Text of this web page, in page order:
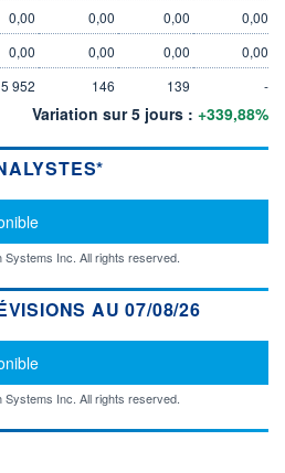
0,00 0,00 0,00
0,00
0,00 0,00 0,00
0,00
5 952 146 139 -
Variation sur 5 jours : +339,88%
Inc. All rights reserved.
AU 07/08/26
Inc. All rights reserved.